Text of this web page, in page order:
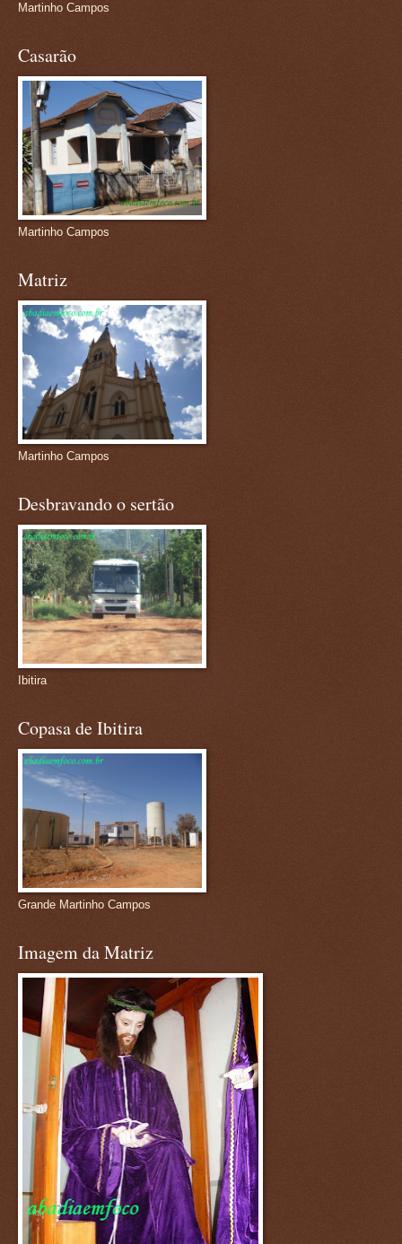
Martinho Campos
Casarão
Martinho Campos
Matriz
Martinho Campos
Desbravando o sertão
Ibitira
Copasa de Ibitira
Grande Martinho Campos
Imagem da Matriz